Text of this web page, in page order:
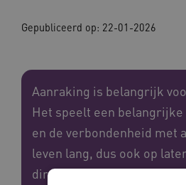
Gepubliceerd op: 22-01-2026
Aanraking is belangrijk
Het speelt een
en de verbondenheid met
leven lang, dus ook op
direct sociaal contact niet